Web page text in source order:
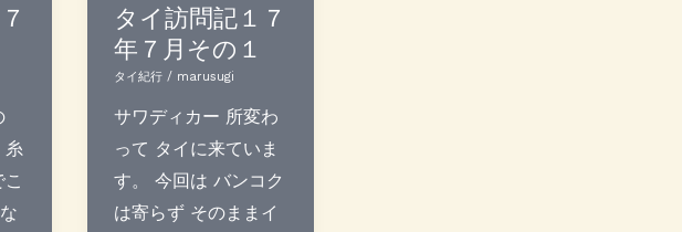
糸
タイ訪問記１７
年７月その１
タイ紀行 / marusugi
サワディカー 所変わ
って タイに来ていま
す。 今回は バンコク
は寄らず そのままイ